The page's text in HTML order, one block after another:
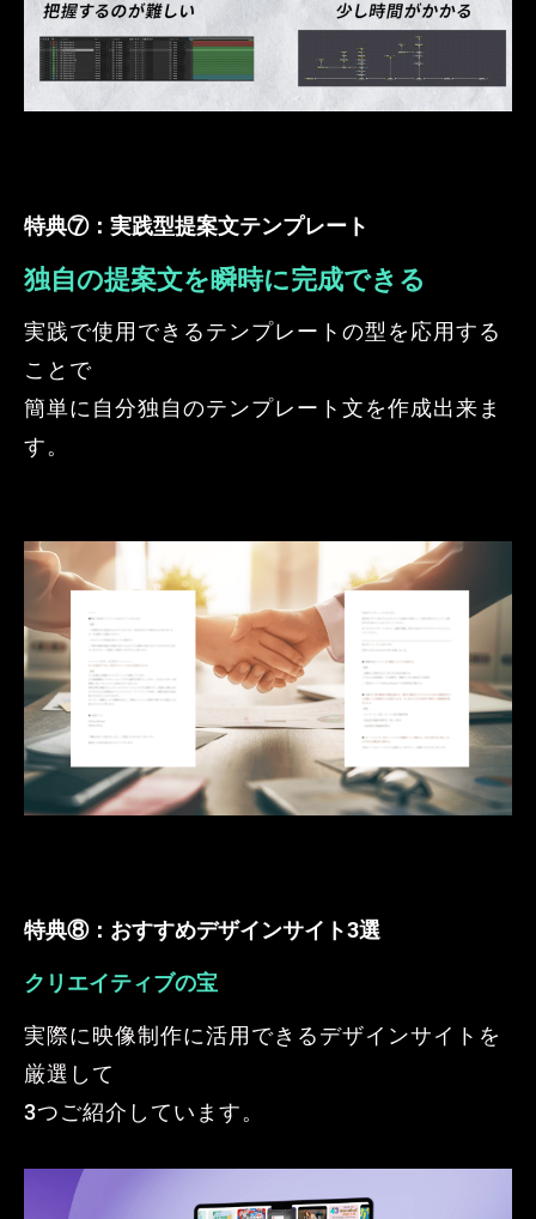
特典⑦：実践型提案文テンプレート
独自の提案文を瞬時に完成できる
実践で使用できるテンプレートの型を応用する
ことで
簡単に自分独自のテンプレート文を作成出来ま
す。
特典⑧： おすすめデザインサイト3選
クリエイティブの宝
実際に映像制作に活用できるデザインサイトを
厳選して
3つご紹介しています。